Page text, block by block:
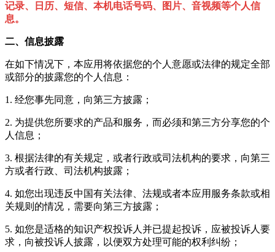
记录、日历、短信、本机电话号码、图片、音视频等个人信
息。
二、信息披露
在如下情况下，本应用将依据您的个人意愿或法律的规定全部
或部分的披露您的个人信息：
1. 经您事先同意，向第三方披露；
2. 为提供您所要求的产品和服务，而必须和第三方分享您的个
人信息；
3. 根据法律的有关规定，或者行政或司法机构的要求，向第三
方或者行政、司法机构披露；
4. 如您出现违反中国有关法律、法规或者本应用服务条款或相
关规则的情况，需要向第三方披露；
5. 如您是适格的知识产权投诉人并已提起投诉，应被投诉人要
求，向被投诉人披露，以便双方处理可能的权利纠纷；